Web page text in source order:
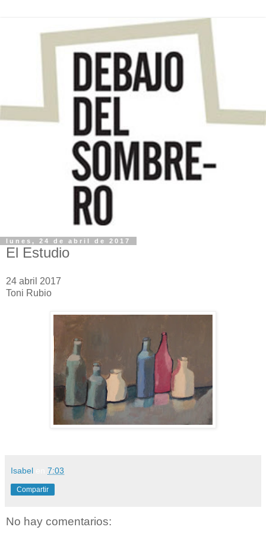
lunes, 24 de abril de 2017
El Estudio
24 abril 2017
Toni Rubio
Isabel 7:03
Compartir
No hay comentarios: